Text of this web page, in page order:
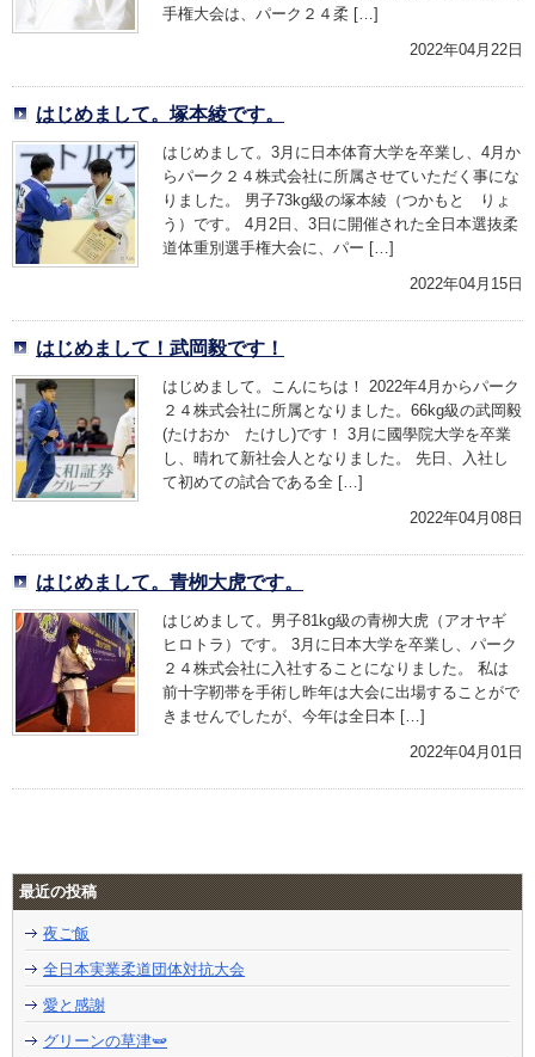
手権大会は、パーク２４柔 […]
2022年04月22日
はじめまして。塚本綾です。
はじめまして。3月に日本体育大学を卒業し、4月か
らパーク２４株式会社に所属させていただく事にな
りました。 男子73kg級の塚本綾（つかもと りょ
う）です。 4月2日、3日に開催された全日本選抜柔
道体重別選手権大会に、パー […]
2022年04月15日
はじめまして！武岡毅です！
はじめまして。こんにちは！ 2022年4月からパーク
２４株式会社に所属となりました。66kg級の武岡毅
(たけおか たけし)です！ 3月に國學院大学を卒業
し、晴れて新社会人となりました。 先日、入社し
て初めての試合である全 […]
2022年04月08日
はじめまして。青栁大虎です。
はじめまして。男子81kg級の青栁大虎（アオヤギ
ヒロトラ）です。 3月に日本大学を卒業し、パーク
２４株式会社に入社することになりました。 私は
前十字靭帯を手術し昨年は大会に出場することがで
きませんでしたが、今年は全日本 […]
2022年04月01日
最近の投稿
夜ご飯
全日本実業柔道団体対抗大会
愛と感謝
グリーンの草津🫛